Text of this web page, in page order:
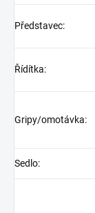
Představec:
Řídítka:
Gripy/omotávka:
Sedlo: